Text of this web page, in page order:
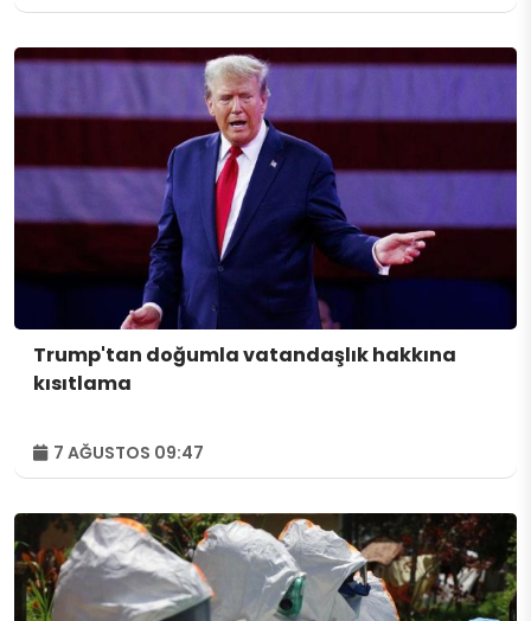
Trump'tan doğumla vatandaşlık hakkına
kısıtlama
7 AĞUSTOS 09:47